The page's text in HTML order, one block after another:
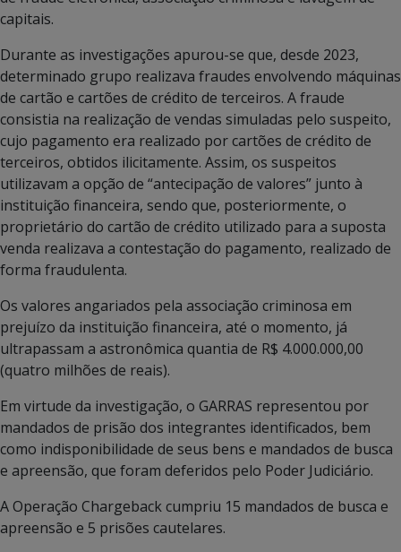
capitais.
Durante as investigações apurou-se que, desde 2023,
determinado grupo realizava fraudes envolvendo máquinas
de cartão e cartões de crédito de terceiros. A fraude
consistia na realização de vendas simuladas pelo suspeito,
cujo pagamento era realizado por cartões de crédito de
terceiros, obtidos ilicitamente. Assim, os suspeitos
utilizavam a opção de “antecipação de valores” junto à
instituição financeira, sendo que, posteriormente, o
proprietário do cartão de crédito utilizado para a suposta
venda realizava a contestação do pagamento, realizado de
forma fraudulenta.
Os valores angariados pela associação criminosa em
prejuízo da instituição financeira, até o momento, já
ultrapassam a astronômica quantia de R$ 4.000.000,00
(quatro milhões de reais).
Em virtude da investigação, o GARRAS representou por
mandados de prisão dos integrantes identificados, bem
como indisponibilidade de seus bens e mandados de busca
e apreensão, que foram deferidos pelo Poder Judiciário.
A Operação Chargeback cumpriu 15 mandados de busca e
apreensão e 5 prisões cautelares.